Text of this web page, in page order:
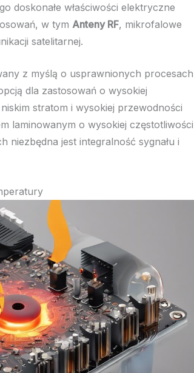
doskonałe właściwości elektryczne
w tym Anteny RF, mikrofalowe
satelitarnej.
z myślą o usprawnionych procesach
dla zastosowań o wysokiej
stratom i wysokiej przewodności
laminowanym o wysokiej częstotliwości
niezbędna jest integralność sygnału i